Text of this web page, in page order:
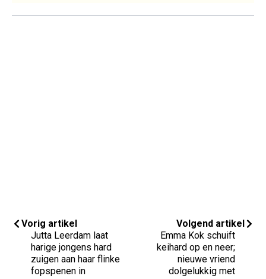
Vorig artikel
Jutta Leerdam laat
harige jongens hard
zuigen aan haar flinke
fopspenen in
Volgend artikel
Emma Kok schuift
keihard op en neer;
nieuwe vriend
dolgelukkig met